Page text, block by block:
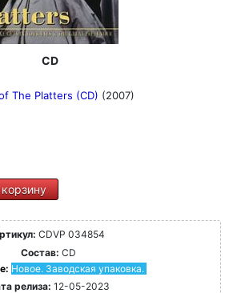
CD
The Platters (CD) (2007)
CDVP 034854
Состав: CD
Новое. Заводская упаковка.
релиза: 12-05-2023